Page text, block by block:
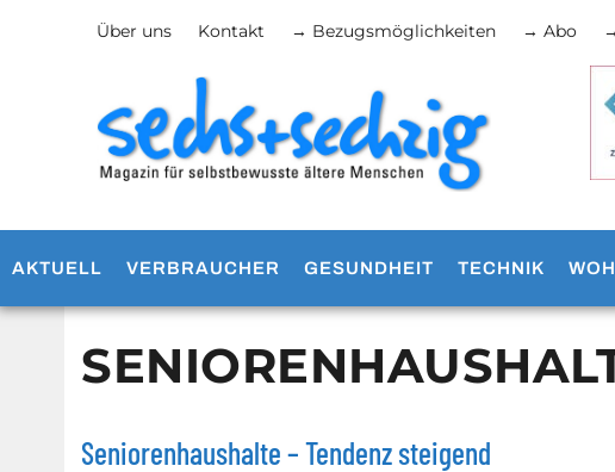
Über uns Kontakt → Bezugsmöglichkeiten → Abo
AKTUELL VERBRAUCHER GESUNDHEIT TECHNIK
Seniorenhaushalte – Tendenz steigend